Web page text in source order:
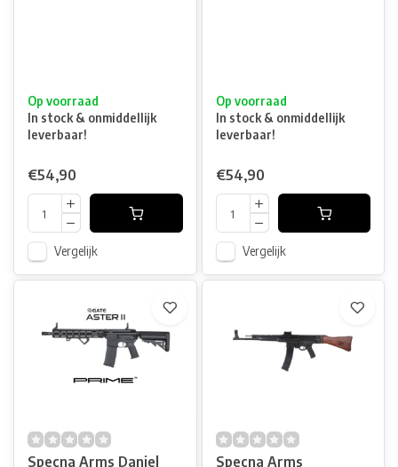
Op voorraad
In stock & onmiddellijk
leverbaar!
€54,90
Vergelijk
Op voorraad
In stock & onmiddellijk
leverbaar!
€54,90
Vergelijk
Specna Arms Daniel Specna Arms